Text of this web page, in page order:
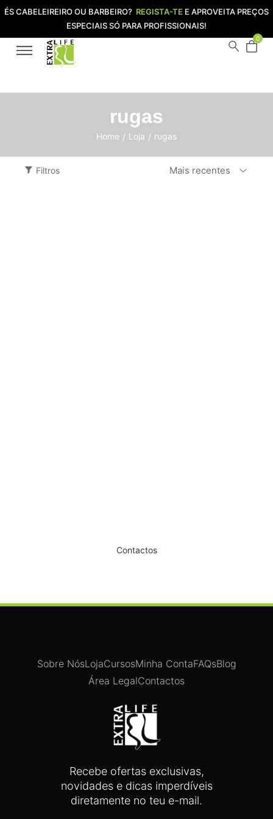
ÉS CABELEIREIRO OU BARBEIRO? REGISTA-TE E APROVEITA PREÇOS
ESPECIAIS SÓ PARA PROFISSIONAIS!
0
rugas
Home / Loja / rugas
Filtros Mais recentes
Contactos
Recebe ofertas exclusivas,
novidades e dicas imperdíveis
diretamente no teu e-mail.
Sobre NósLojaCursosMinha ContaFAQsBlog
Área LegalContactos